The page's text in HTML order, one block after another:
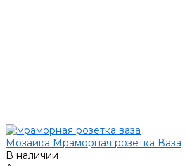
Мозаика Мраморная розетка Ваза
В наличии